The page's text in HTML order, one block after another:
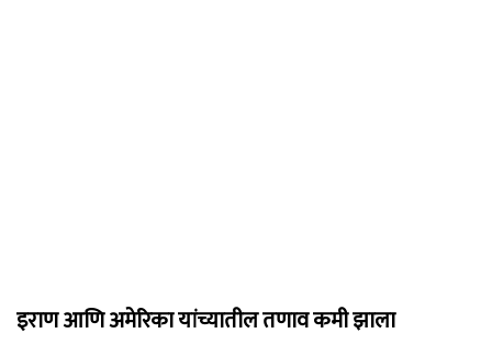
इराण आणि अमेरिका यांच्यातील तणाव कमी झाला